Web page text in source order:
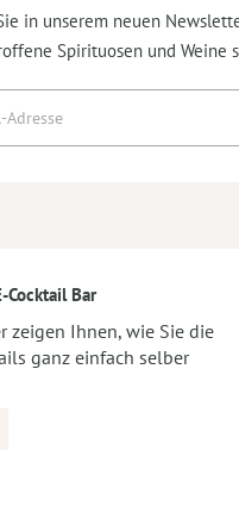
in unserem neuen
Spirituosen und Weine
Cocktail Bar
zeigen Ihnen, wie Sie die
ganz einfach selber